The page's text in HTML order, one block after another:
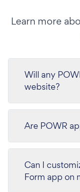
Learn more
Will any
website?
Are POWR
Can I
Form app on